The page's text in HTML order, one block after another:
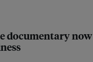
documentary